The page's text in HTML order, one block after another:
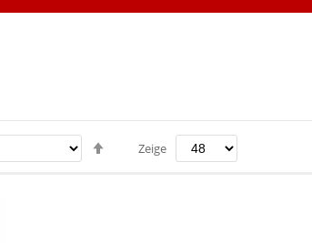
Absteigend
Zeige